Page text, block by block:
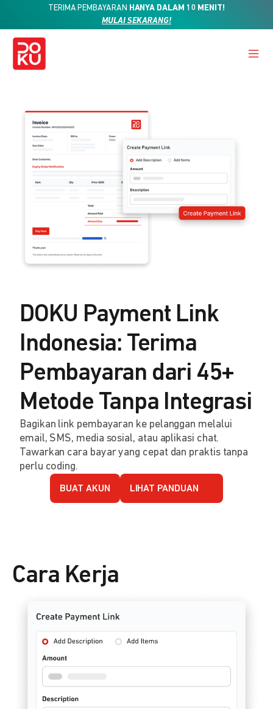
TERIMA PEMBAYARAN HANYA DALAM 10 MENIT!
MULAI SEKARANG!
DOKU Payment Link
Indonesia: Terima
Pembayaran dari 45+
Metode Tanpa Integrasi
Bagikan link pembayaran ke pelanggan melalui
email, SMS, media sosial, atau aplikasi chat.
Tawarkan cara bayar yang cepat dan praktis tanpa
perlu coding.
BUAT AKUN LIHAT PANDUAN
Cara Kerja